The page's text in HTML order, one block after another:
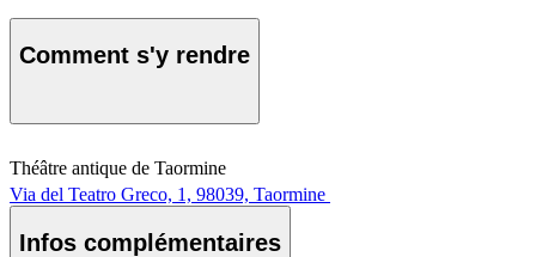
Comment s'y rendre
Théâtre antique de Taormine
Via del Teatro Greco, 1, 98039, Taormine
Infos complémentaires